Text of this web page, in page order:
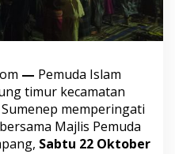
— Pemuda Islam
timur kecamatan
memperingati
Majlis Pemuda
Sabtu 22 Oktober